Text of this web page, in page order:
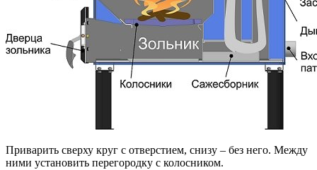
Приварить сверху круг с отверстием, снизу – без него. Между
ними установить перегородку с колосником.